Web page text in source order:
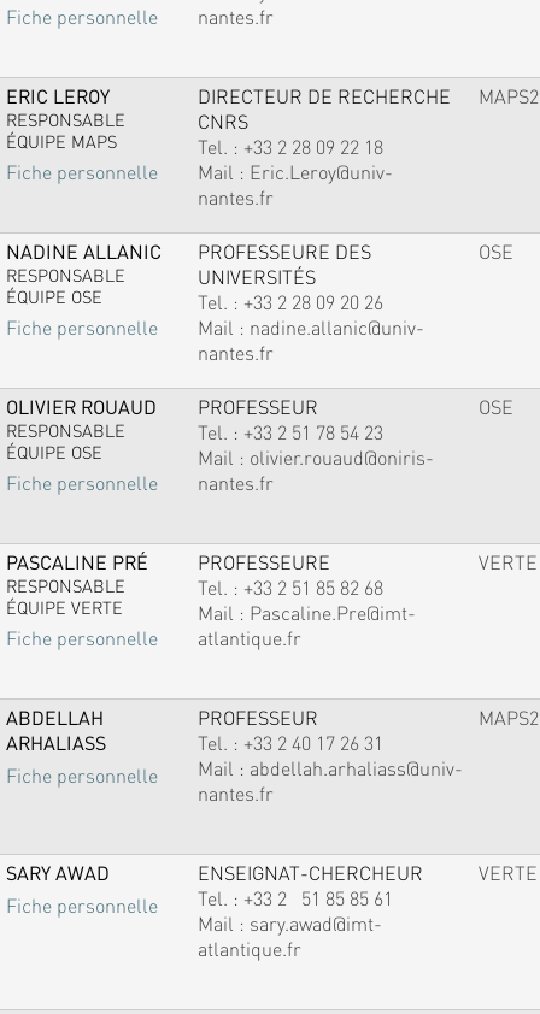
Fiche personnelle
nantes.fr
ERIC LEROY
RESPONSABLE
ÉQUIPE MAPS
Fiche personnelle
DIRECTEUR DE RECHERCHE
CNRS
Tel. : +33 2 28 09 22 18
Mail : Eric.Leroy@univ-
nantes.fr
MAPS2
NADINE ALLANIC
RESPONSABLE
ÉQUIPE OSE
Fiche personnelle
PROFESSEURE DES
UNIVERSITÉS
Tel. : +33 2 28 09 20 26
Mail : nadine.allanic@univ-
nantes.fr
OSE
OLIVIER ROUAUD
RESPONSABLE
ÉQUIPE OSE
Fiche personnelle
PROFESSEUR
Tel. : +33 2 51 78 54 23
Mail : olivier.rouaud@oniris-
nantes.fr
OSE
PASCALINE PRÉ
RESPONSABLE
ÉQUIPE VERTE
Fiche personnelle
PROFESSEURE
Tel. : +33 2 51 85 82 68
Mail : Pascaline.Pre@imt-
atlantique.fr
VERTE
ABDELLAH
ARHALIASS
Fiche personnelle
PROFESSEUR
Tel. : +33 2 40 17 26 31
Mail : abdellah.arhaliass@univ-
nantes.fr
MAPS2
SARY AWAD
Fiche personnelle
ENSEIGNAT-CHERCHEUR
Tel. : +33 2 51 85 85 61
Mail : sary.awad@imt-
atlantique.fr
VERTE